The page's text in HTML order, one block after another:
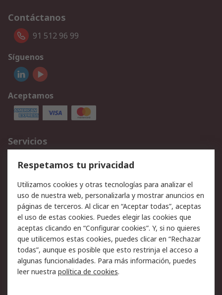
Contáctanos
91 512 96 99
Síguenos
Aceptamos
Servicios
Cómo realizar pedidos
Devoluciones
Facturación y pago
Ofertas
Soporte técnico
Legal
Aviso legal
Política de privacidad -
Actualizada
Política sobre cookies
Seguridad de emails
Certificaciones de
Condiciones de venta
Respetamos tu privacidad
Utilizamos cookies y otras tecnologías para analizar el
uso de nuestra web, personalizarla y mostrar anuncios en
páginas de terceros. Al clicar en “Aceptar todas”, aceptas
el uso de estas cookies. Puedes elegir las cookies que
aceptas clicando en “Configurar cookies”. Y, si no quieres
que utilicemos estas cookies, puedes clicar en “Rechazar
todas”, aunque es posible que esto restrinja el acceso a
algunas funcionalidades. Para más información, puedes
leer nuestra política de cookies.